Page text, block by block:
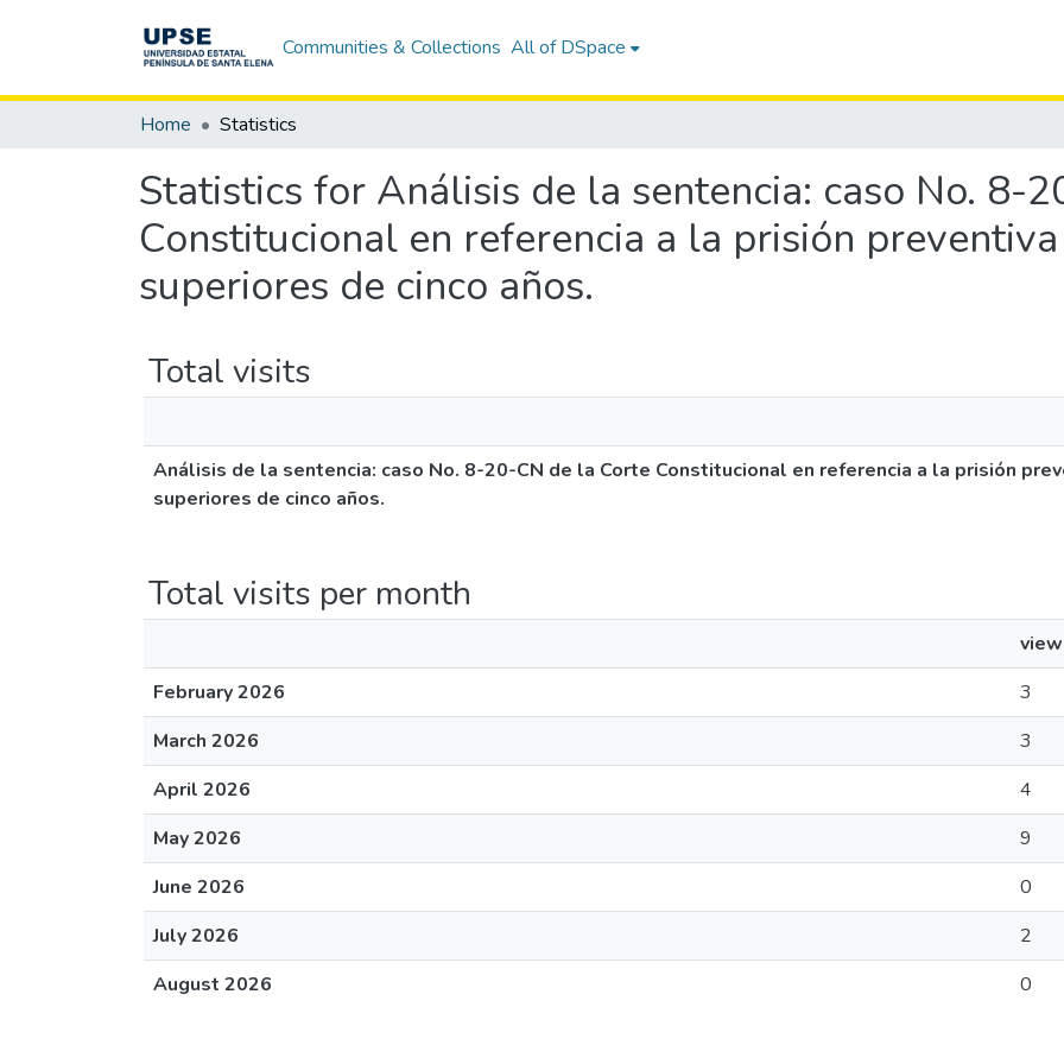
Communities & Collections All of DSpace
Home Statistics
Statistics for Análisis de la sentencia: caso No. 8-
Constitucional en referencia a la prisión
superiores de cinco años.
Total visits
Análisis de la sentencia: caso No. 8-20-CN de la Corte Constitucional en referencia a la prisión
superiores de cinco años.
Total visits per month
February 2026
3
March 2026
3
April 2026
4
May 2026
9
June 2026
0
July 2026
2
August 2026
0